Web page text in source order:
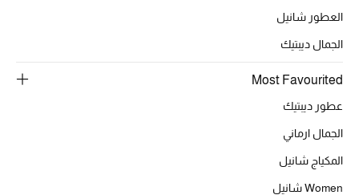
أبرز المصممين
غرفة الطعام
الديكورات والإكسسوارات
العطور شانيل
الجمال ديبتيك
Most Favourited
عطور ديبتيك
الجمال ارماني
المكياج شانيل
Women شانيل